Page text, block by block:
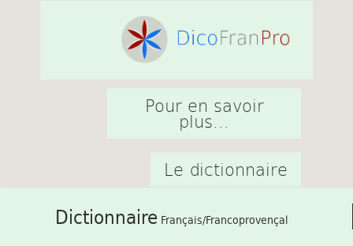
Pour en savoir
plus...
Le dictionnaire
Dictionnaire Français/Francoprovençal